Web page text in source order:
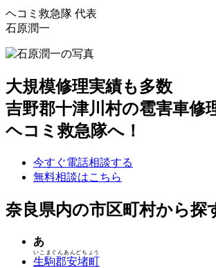
ヘコミ救急隊 代表
石原潤一
大規模修理実績も多数
吉野郡十津川村の雹害車修
ヘコミ救急隊へ！
今すぐ電話相談する
無料相談はこちら
奈良県内の市区町村から探
あ
生駒郡安堵町
いこまぐんあんどちょう